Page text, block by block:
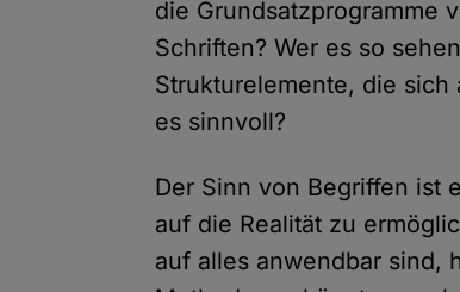
die Grundsatzprogramme
Schriften? Wer es so
Strukturelemente, die
es sinnvoll?
Der Sinn von Begriffen ist
auf die Realität zu
auf alles anwendbar sind,